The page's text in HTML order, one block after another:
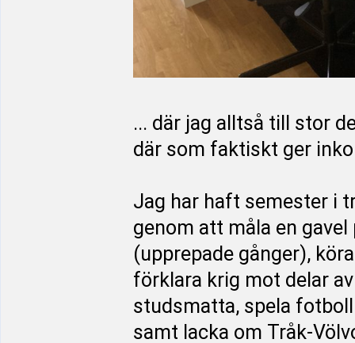
... där jag alltså till stor
där som faktiskt ger
Jag har haft semester i
genom att måla en
(upprepade gånger),
förklara krig mot delar
studsmatta, spela
samt lacka om Tråk-